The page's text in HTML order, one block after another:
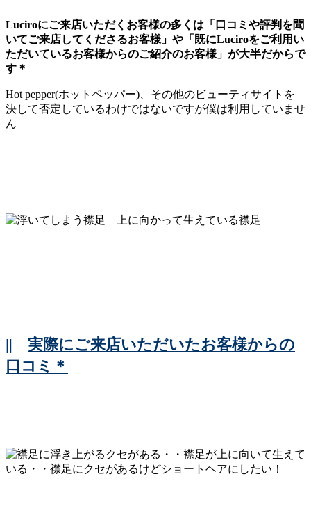
Luciroにご来店いただくお客様の多くは「口コミや評判を聞
いてご来店してくださるお客様」や「既にLuciroをご利用い
ただいているお客様からのご紹介のお客様」が大半だからで
す＊
Hot pepper(ホットペッパー)、その他のビューティサイトを
決して否定しているわけではないですが僕は利用していませ
ん
|| 実際にご来店いただいたお客様からの
口コミ＊